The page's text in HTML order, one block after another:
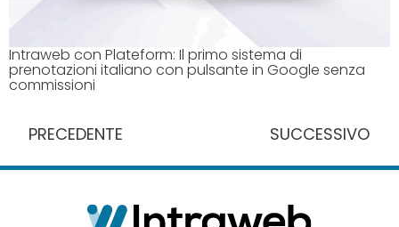
Intraweb con Plateform: Il primo sistema di
prenotazioni italiano con pulsante in Google senza
commissioni
PRECEDENTE SUCCESSIVO